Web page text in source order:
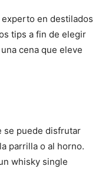
en destilados
tips a fin de elegir
cena que eleve
se puede disfrutar
parrilla o al horno.
whisky single